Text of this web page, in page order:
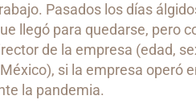
Pasados los días
llegó para quedarse, pero
de la empresa (edad,
si la empresa operó
la pandemia.